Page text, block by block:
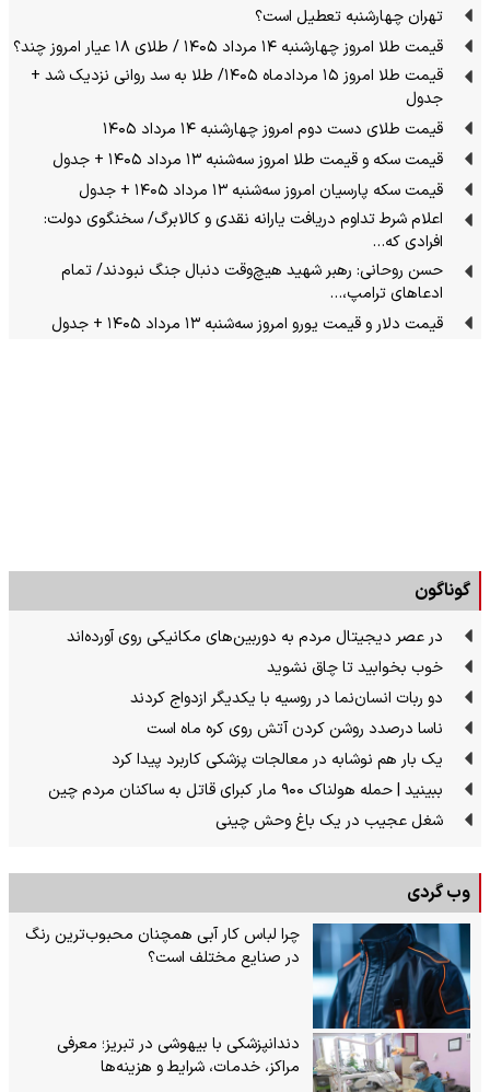
تهران چهارشنبه تعطیل است؟
قیمت طلا امروز چهارشنبه ۱۴ مرداد ۱۴۰۵ / طلای ۱۸ عیار امروز چند؟
قیمت طلا امروز ۱۵ مردادماه ۱۴۰۵/ طلا به سد روانی نزدیک شد +
جدول
قیمت طلای دست دوم امروز چهارشنبه ۱۴ مرداد ۱۴۰۵
قیمت سکه و قیمت طلا امروز سه‌شنبه ۱۳ مرداد ۱۴۰۵ + جدول
قیمت سکه پارسیان امروز سه‌شنبه ۱۳ مرداد ۱۴۰۵ + جدول
اعلام شرط تداوم دریافت یارانه نقدی و کالابرگ/ سخنگوی دولت:
افرادی که…
حسن روحانی: رهبر شهید هیچ‌وقت دنبال جنگ نبودند/ تمام
ادعاهای ترامپ،…
قیمت دلار و قیمت یورو امروز سه‌شنبه ۱۳ مرداد ۱۴۰۵ + جدول
گوناگون
در عصر دیجیتال مردم به دوربین‌های مکانیکی روی آورده‌اند
خوب بخوابید تا چاق نشوید
دو ربات انسان‌نما در روسیه با یکدیگر ازدواج کردند
ناسا درصدد روشن کردن آتش روی کره ماه است
یک بار هم نوشابه در معالجات پزشکی کاربرد پیدا کرد
ببینید | حمله هولناک ۹۰۰ مار کبرای قاتل به ساکنان مردم چین
شغل عجیب در یک باغ وحش چینی
وب گردی
چرا لباس کار آبی همچنان محبوب‌ترین رنگ
در صنایع مختلف است؟
دندانپزشکی با بیهوشی در تبریز؛ معرفی
مراکز، خدمات، شرایط و هزینه‌ها